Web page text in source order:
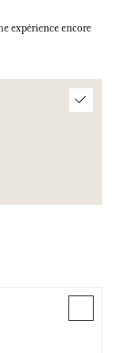
expérience encore